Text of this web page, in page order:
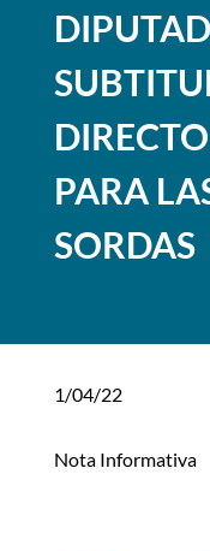
PARA
SORDAS
1/04/22
Nota Informativa